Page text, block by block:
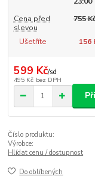
Cena před
slevou
755
Ušetříte 156
599 Kč/sd
495 Kč bez DPH
Číslo produktu:
Výrobce:
Hlídat cenu / dostupnost
Do oblíbených